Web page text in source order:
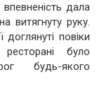
дала
витягнуту руку.
повіки
було
будь-якого